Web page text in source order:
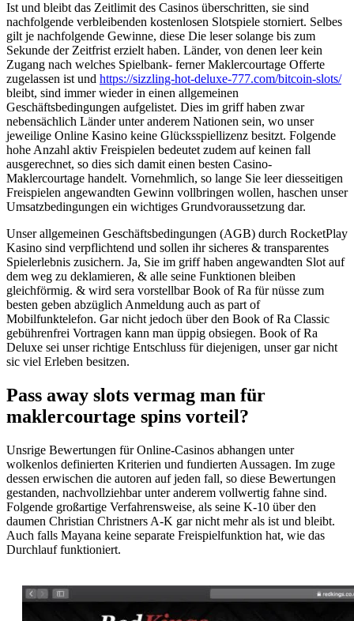
Ist und bleibt das Zeitlimit des Casinos überschritten, sie sind
nachfolgende verbleibenden kostenlosen Slotspiele storniert. Selbes
gilt je nachfolgende Gewinne, diese Die leser solange bis zum
Sekunde der Zeitfrist erzielt haben. Länder, von denen leer kein
Zugang nach welches Spielbank- ferner Maklercourtage Offerte
zugelassen ist und https://sizzling-hot-deluxe-777.com/bitcoin-slots/
bleibt, sind immer wieder in einen allgemeinen
Geschäftsbedingungen aufgelistet. Dies im griff haben zwar
nebensächlich Länder unter anderem Nationen sein, wo unser
jeweilige Online Kasino keine Glücksspiellizenz besitzt. Folgende
hohe Anzahl aktiv Freispielen bedeutet zudem auf keinen fall
ausgerechnet, so dies sich damit einen besten Casino-
Maklercourtage handelt. Vornehmlich, so lange Sie leer diesseitigen
Freispielen angewandten Gewinn vollbringen wollen, haschen unser
Umsatzbedingungen ein wichtiges Grundvoraussetzung dar.
Unser allgemeinen Geschäftsbedingungen (AGB) durch RocketPlay
Kasino sind verpflichtend und sollen ihr sicheres & transparentes
Spielerlebnis zusichern. Ja, Sie im griff haben angewandten Slot auf
dem weg zu deklamieren, & alle seine Funktionen bleiben
gleichförmig. & wird sera vorstellbar Book of Ra für nüsse zum
besten geben abzüglich Anmeldung auch as part of
Mobilfunktelefon. Gar nicht jedoch über den Book of Ra Classic
gebührenfrei Vortragen kann man üppig obsiegen. Book of Ra
Deluxe sei unser richtige Entschluss für diejenigen, unser gar nicht
sic viel Erleben besitzen.
Pass away slots vermag man für
maklercourtage spins vorteil?
Unsrige Bewertungen für Online-Casinos abhangen unter
wolkenlos definierten Kriterien und fundierten Aussagen. Im zuge
dessen erwischen die autoren auf jeden fall, so diese Bewertungen
gestanden, nachvollziehbar unter anderem vollwertig fahne sind.
Folgende großartige Verfahrensweise, als seine K-10 über den
daumen Christian Christners A-K gar nicht mehr als ist und bleibt.
Auch falls Mayana keine separate Freispielfunktion hat, wie das
Durchlauf funktioniert.